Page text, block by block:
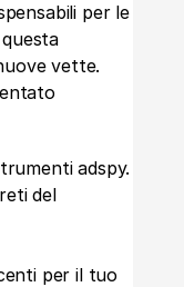
per le
vette.
adspy.
del
per il tuo